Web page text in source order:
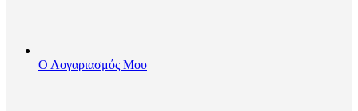
Ο Λογαριασμός Μου